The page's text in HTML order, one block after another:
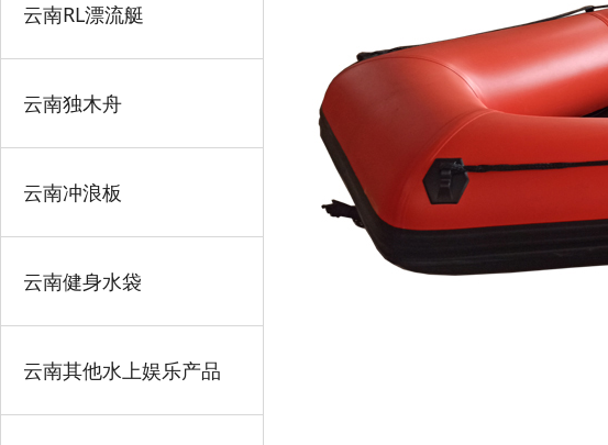
云南RL漂流艇
云南独木舟
云南冲浪板
云南健身水袋
云南其他水上娱乐产品